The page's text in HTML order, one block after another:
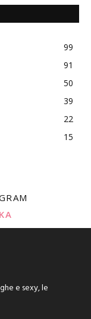
99
91
50
39
22
15
e sexy, le